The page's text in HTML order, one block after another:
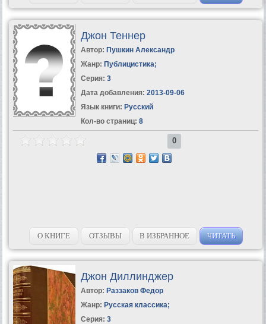
Джон Теннер
Автор: Пушкин Александр
Жанр: Публицистика;
Серия: 3
Дата добавления: 2013-09-06
Язык книги: Русский
Кол-во страниц: 8
0
О КНИГЕ ОТЗЫВЫ В ИЗБРАННОЕ ЧИТАТЬ
Джон Диллинджер
Автор: Раззаков Федор
Жанр: Русская классика;
Серия: 3